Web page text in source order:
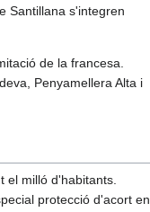
Santillana s'integren
de la francesa.
Penyamellera Alta i
el milló d'habitants.
protecció d'acort en